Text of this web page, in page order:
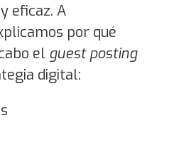
eficaz. A
por qué
el guest posting
digital: